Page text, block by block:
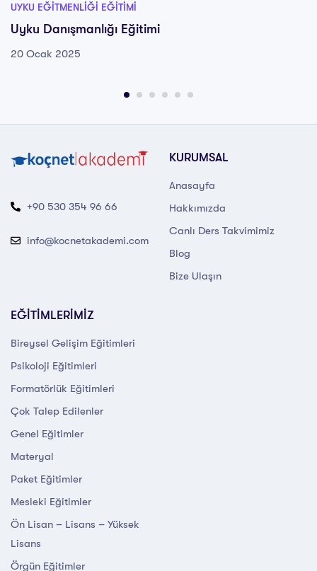
UYKU EĞITMENLIĞI EĞITIMI
Uyku Danışmanlığı Eğitimi
20 Ocak 2025
+90 530 354 96 66
info@kocnetakademi.com
KURUMSAL
Anasayfa
Hakkımızda
Canlı Ders Takvimimiz
Blog
Bize Ulaşın
EĞİTİMLERİMİZ
Bireysel Gelişim Eğitimleri
Psikoloji Eğitimleri
Formatörlük Eğitimleri
Çok Talep Edilenler
Genel Eğitimler
Materyal
Paket Eğitimler
Mesleki Eğitimler
Ön Lisan – Lisans – Yüksek
Lisans
Örgün Eğitimler